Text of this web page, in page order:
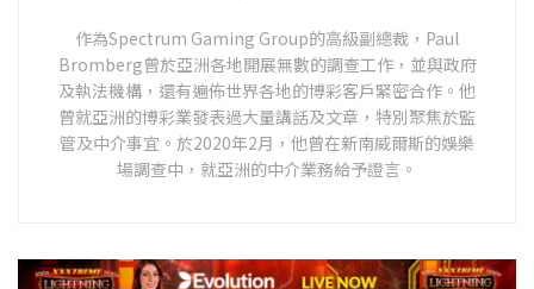
作為Spectrum Gaming Group的高級副總裁，Paul
Bromberg曾於亞洲各地開展無數的調查工作，並與政府
及執法機構，還有遍佈世界各地的博彩客戶緊密合作。他
曾就亞洲的博彩業發表過大量講話及文章，特別聚焦於監
管及中介事宜。於2020年2月，他曾在新南威爾斯的娛樂
場調查中，就亞洲的中介業務給予證言。